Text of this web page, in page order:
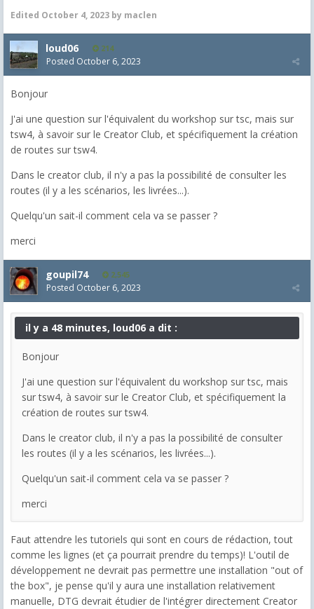
Edited October 4, 2023 by maclen
loud06 214
Posted October 6, 2023
Bonjour
J'ai une question sur l'équivalent du workshop sur tsc, mais sur
tsw4, à savoir sur le Creator Club, et spécifiquement la création
de routes sur tsw4.
Dans le creator club, il n'y a pas la possibilité de consulter les
routes (il y a les scénarios, les livrées...).
Quelqu'un sait-il comment cela va se passer ?
merci
goupil74 2,545
Posted October 6, 2023
il y a 48 minutes, loud06 a dit :
Bonjour
J'ai une question sur l'équivalent du workshop sur tsc, mais
sur tsw4, à savoir sur le Creator Club, et spécifiquement la
création de routes sur tsw4.
Dans le creator club, il n'y a pas la possibilité de consulter
les routes (il y a les scénarios, les livrées...).
Quelqu'un sait-il comment cela va se passer ?
merci
Faut attendre les tutoriels qui sont en cours de rédaction, tout
comme les lignes (et ça pourrait prendre du temps)! L'outil de
développement ne devrait pas permettre une installation "out of
the box", je pense qu'il y aura une installation relativement
manuelle, DTG devrait étudier de l'intégrer directement Creator